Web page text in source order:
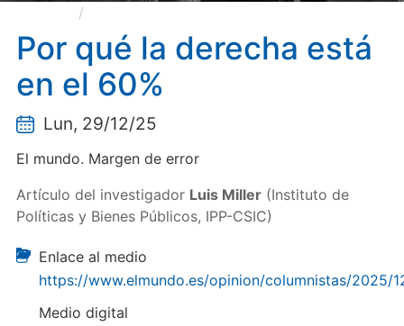
Por qué la derecha está
en el 60%
Lun, 29/12/25
El mundo. Margen de error
Artículo del investigador Luis Miller(Instituto de
Políticas y Bienes Públicos, IPP-CSIC)
Enlace al medio
https://www.elmundo.es/opinion/columnistas/
Medio digital